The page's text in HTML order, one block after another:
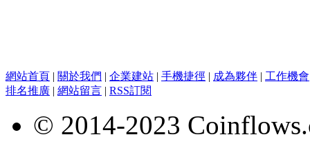
網站首頁 | 關於我們 | 企業建站 | 手機捷徑 | 成為夥伴 | 工作機會
排名推廣 | 網站留言 | RSS訂閱
© 2014-2023